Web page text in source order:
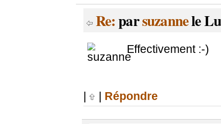
Re:parsuzannele
Effectivement :-)
| | Répondre